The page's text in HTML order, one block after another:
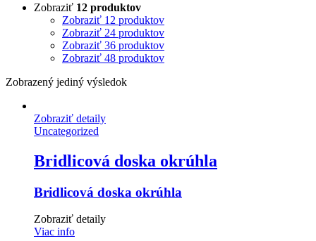
Zobraziť 12 produktov
Zobraziť 12 produktov
Zobraziť 24 produktov
Zobraziť 36 produktov
Zobraziť 48 produktov
Zobrazený jediný výsledok
Zobraziť detaily
Uncategorized
Bridlicová doska okrúhla
Bridlicová doska okrúhla
Zobraziť detaily
Viac info